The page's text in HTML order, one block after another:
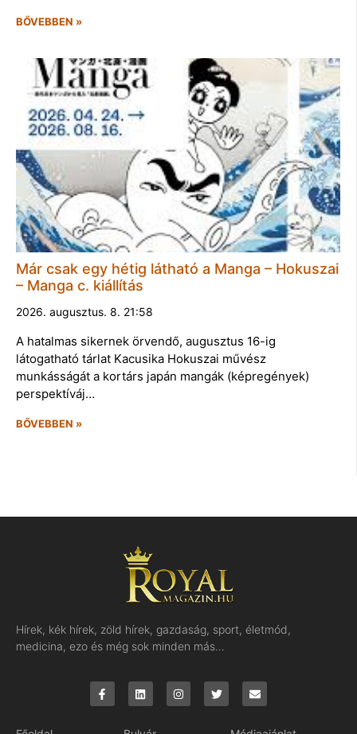
BŐVEBBEN »
Már csak egy hétig látható a Manga – Hokuszai
– Manga c. kiállítás
2026. augusztus. 8. 21:58
A hatalmas sikernek örvendő, augusztus 16-ig
látogatható tárlat Kacusika Hokuszai művész
munkásságát a kortárs japán mangák (képregények)
perspektíváj…
BŐVEBBEN »
Hírek, kék hírek, zöld hírek, gazdaság, sport, életmód,
medicina, ezo és még sok minden más…